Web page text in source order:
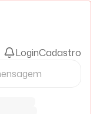
LoginCadastro